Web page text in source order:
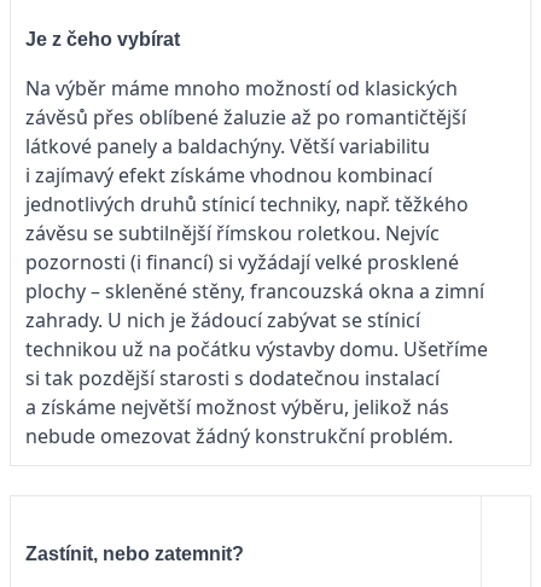
Je z čeho vybírat
Na výběr máme mnoho možností od klasických
závěsů přes oblíbené žaluzie až po romantičtější
látkové panely a baldachýny. Větší variabilitu
i zajímavý efekt získáme vhodnou kombinací
jednotlivých druhů stínicí techniky, např. těžkého
závěsu se subtilnější římskou roletkou. Nejvíc
pozornosti (i financí) si vyžádají velké prosklené
plochy – skleněné stěny, francouzská okna a zimní
zahrady. U nich je žádoucí zabývat se stínicí
technikou už na počátku výstavby domu. Ušetříme
si tak pozdější starosti s dodatečnou instalací
a získáme největší možnost výběru, jelikož nás
nebude omezovat žádný konstrukční problém.
Zastínit, nebo zatemnit?